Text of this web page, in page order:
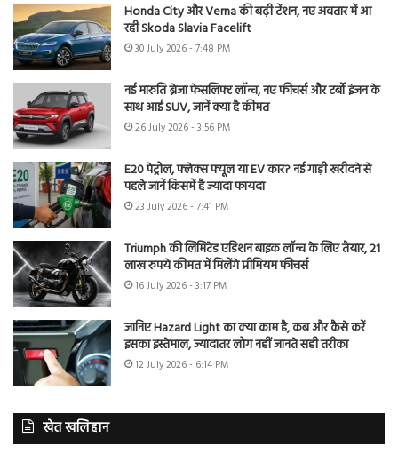
Honda City और Verna की बढ़ी टेंशन, नए अवतार में आ
रही Skoda Slavia Facelift
30 July 2026 - 7:48 PM
नई मारुति ब्रेजा फेसलिफ्ट लॉन्च, नए फीचर्स और टर्बो इंजन के
साथ आई SUV, जानें क्या है कीमत
26 July 2026 - 3:56 PM
E20 पेट्रोल, फ्लेक्स फ्यूल या EV कार? नई गाड़ी खरीदने से
पहले जानें किसमें है ज्यादा फायदा
23 July 2026 - 7:41 PM
Triumph की लिमिटेड एडिशन बाइक लॉन्च के लिए तैयार, 21
लाख रुपये कीमत में मिलेंगे प्रीमियम फीचर्स
16 July 2026 - 3:17 PM
जानिए Hazard Light का क्या काम है, कब और कैसे करें
इसका इस्तेमाल, ज्यादातर लोग नहीं जानते सही तरीका
12 July 2026 - 6:14 PM
खेत खलिहान